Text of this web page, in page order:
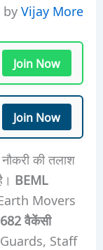
byVijay More
Join Now
Join Now
की तलाश
BEML
Movers
682 वैकेंसी
Guards, Staff